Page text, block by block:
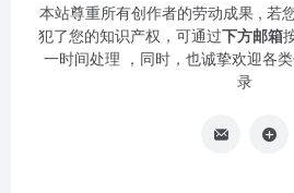
本站尊重所有创作者的劳动成果 , 若
犯了您的知识产权，可通过下方邮箱
一时间处理 ，同时，也诚挚欢迎各
录